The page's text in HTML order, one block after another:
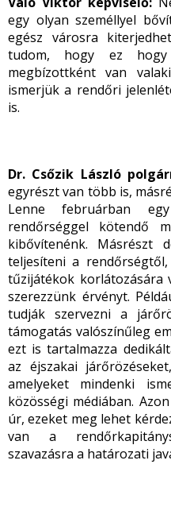
egy olyan személlyel
egész városra
tudom, hogy ez
megbízottként van
ismerjük a rendőri
is.
Dr. Csőzik László
egyrészt van több is,
Lenne februárban
rendőrséggel kötendő
kibővítenénk. Másrészt
teljesíteni a
tűzijátékok korlátozására
szerezzünk érvényt.
tudják szervezni a
támogatás valószínűleg
ezt is tartalmazza
az éjszakai
amelyeket mindenki
közösségi médiában.
úr, ezeket meg lehet
van a
szavazásra a határozati